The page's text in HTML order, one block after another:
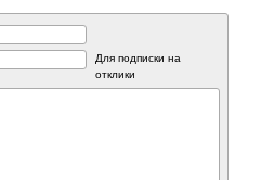
Для подписки на
отклики